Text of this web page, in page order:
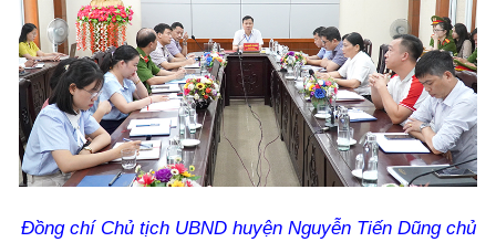
Đồng chí Chủ tịch UBND huyện Nguyễn Tiến Dũng chủ